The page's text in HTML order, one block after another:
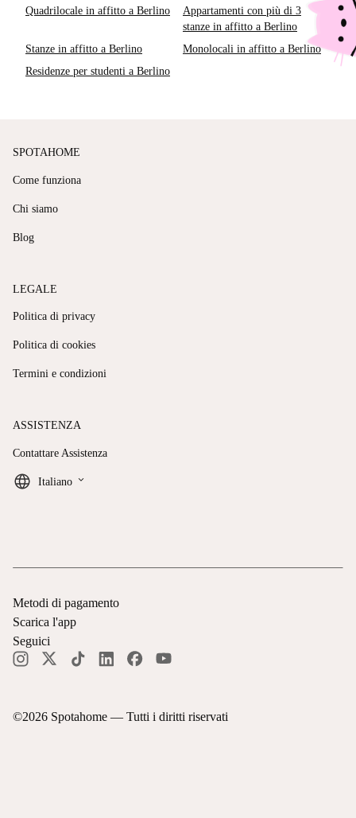
Quadrilocale in affitto a Berlino
Appartamenti con più di 3
stanze in affitto a Berlino
Stanze in affitto a Berlino
Monolocali in affitto a Berlino
Residenze per studenti a Berlino
SPOTAHOME
Come funziona
Chi siamo
Blog
LEGALE
Politica di privacy
Politica di cookies
Termini e condizioni
ASSISTENZA
Contattare Assistenza
Italiano keyboard_arrow_down
©2026 Spotahome — Tutti i diritti riservati
Metodi di pagamento
Scarica l'app
Seguici